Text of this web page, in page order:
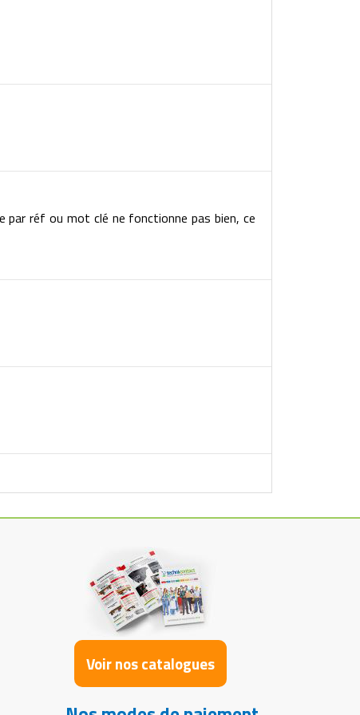
par réf ou mot clé ne fonctionne pas bien, ce
Voir nos catalogues